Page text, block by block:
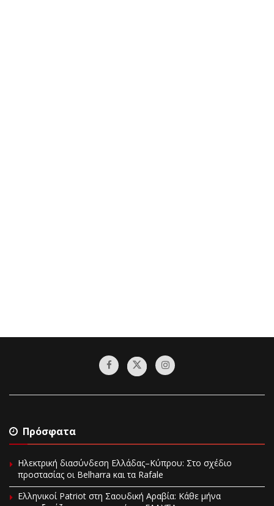
Πρόσφατα
Ηλεκτρική διασύνδεση Ελλάδας–Κύπρου: Στο σχέδιο
προστασίας οι Belharra και τα Rafale
Ελληνικοί Patriot στη Σαουδική Αραβία: Κάθε μήνα